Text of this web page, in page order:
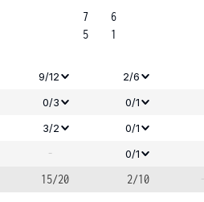
7
5
6
1
9/12
2/6
0/3
0/1
3/2
0/1
- 0/1
15/20 2/10